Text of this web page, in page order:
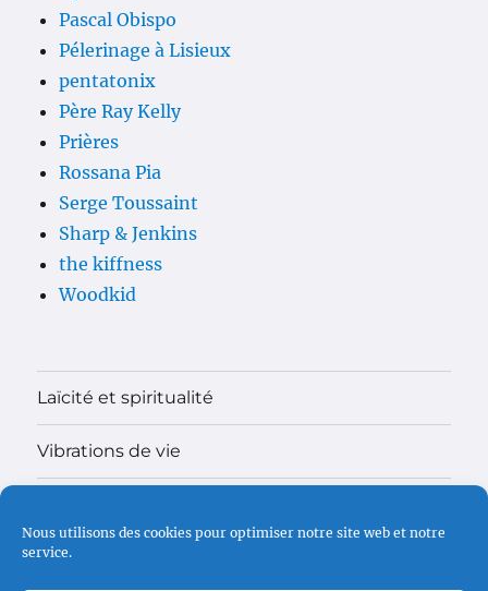
Nous utilisons des cookies pour optimiser notre site web et notre
service.
Pascal Obispo
Pélerinage à Lisieux
pentatonix
Père Ray Kelly
Prières
Rossana Pia
Serge Toussaint
Sharp & Jenkins
the kiffness
Woodkid
Laïcité et spiritualité
Vibrations de vie
Madame